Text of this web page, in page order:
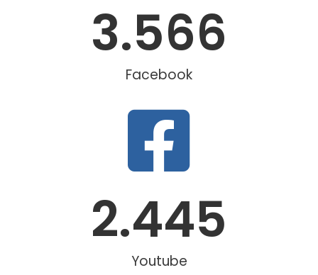
Facebook
3.566
Youtube
2.445